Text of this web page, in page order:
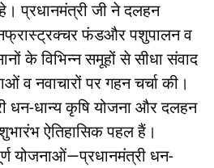
प्रधानमंत्री जी ने दलहन
फंडऔर पशुपालन व
के विभिन्न समूहों से सीधा संवाद
व नवाचारों पर गहन चर्चा की।
धन-धान्य कृषि योजना और दलहन
ऐतिहासिक पहल हैं।
योजनाओं—प्रधानमंत्री धन-